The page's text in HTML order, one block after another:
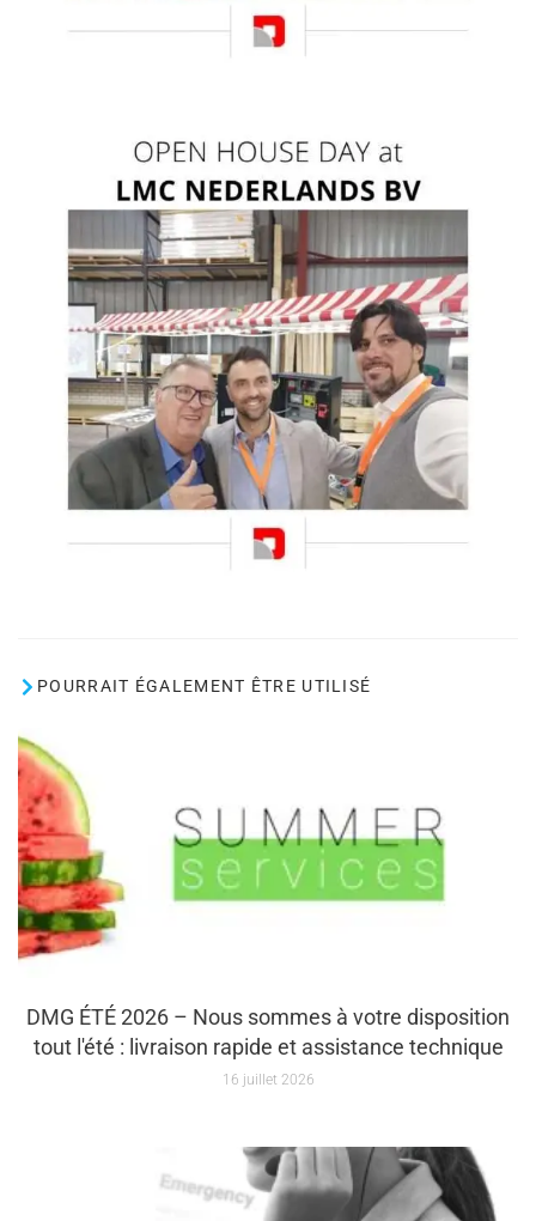
POURRAIT ÉGALEMENT ÊTRE UTILISÉ
DMG ÉTÉ 2026 – Nous sommes à votre disposition
tout l'été : livraison rapide et assistance technique
16 juillet 2026